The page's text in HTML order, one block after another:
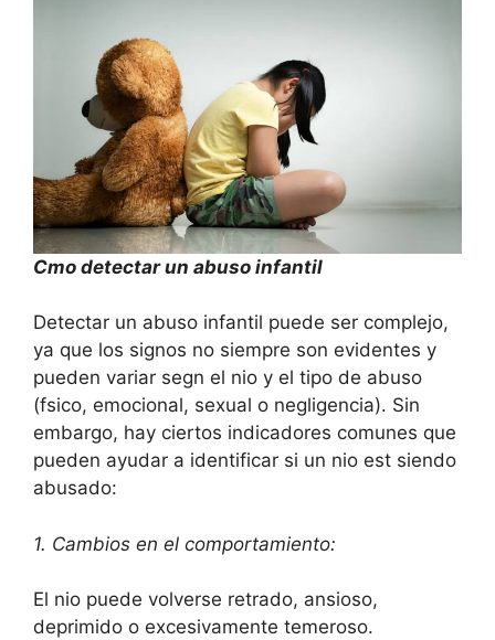
Cmo detectar un abuso infantil
Detectar un abuso infantil puede ser complejo,
ya que los signos no siempre son evidentes y
pueden variar segn el nio y el tipo de abuso
(fsico, emocional, sexual o negligencia). Sin
embargo, hay ciertos indicadores comunes que
pueden ayudar a identificar si un nio est siendo
abusado:
1. Cambios en el comportamiento:
El nio puede volverse retrado, ansioso,
deprimido o excesivamente temeroso.